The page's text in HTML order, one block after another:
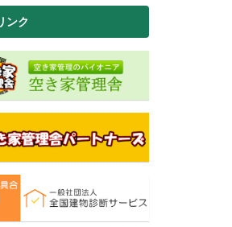
ンク